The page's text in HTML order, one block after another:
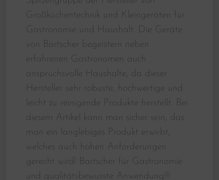
Großküchentechnik und Kleingeräten für
Gastronomie und Haushalt. Die Geräte
von Bartscher begeistern neben
erfahrenen Gastronomen auch
anspruchsvolle Haushalte, da dieser
Hersteller sehr robuste, hochwertige und
leicht zu reinigende Produkte herstellt. Bei
diesem Artikel kann man sicher sein, das
man ein langlebiges Produkt erwirbt,
welches auch hohen Anforderungen
gerecht wird! Bartscher für Gastronomie
und qualitätsbewusste Anwendung!!!